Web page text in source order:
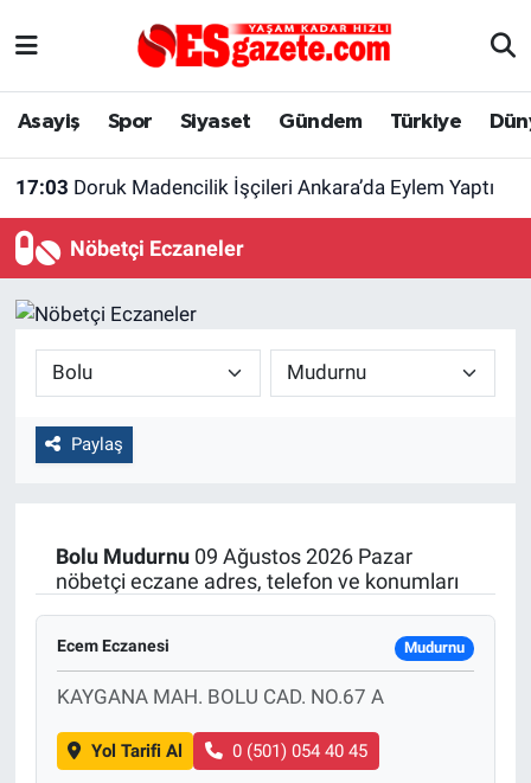
Asayiş Spor Siyaset Gündem Türkiye
17:03 Doruk Madencilik İşçileri Ankara’da Eylem Yaptı
Nöbetçi Eczaneler
Paylaş
Bolu Mudurnu09 Ağustos 2026 Pazar
nöbetçi eczane adres, telefon ve konumları
Ecem Eczanesi Mudurnu
KAYGANA MAH. BOLU CAD. NO.67 A
Yol Tarifi Al 0 (501) 054 40 45
Asayiş
Türkiye
Dünya
Sağlık
Yaşam
Eskişehir Arşivi
Röportaj
Ekonomi
Politika
Bilecik
Kütahya
Gezi
Eskişehir Nöbetçi Eczaneler
Tüm Manşetler
Son Dakika Haberleri
Haber Arşivi